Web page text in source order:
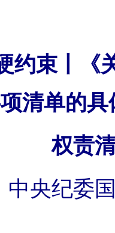
约束丨《
清单的
权责
中央纪委